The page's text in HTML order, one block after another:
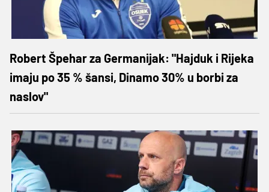
Robert Špehar za Germanijak: "Hajduk i Rijeka
imaju po 35 % šansi, Dinamo 30% u borbi za
naslov"